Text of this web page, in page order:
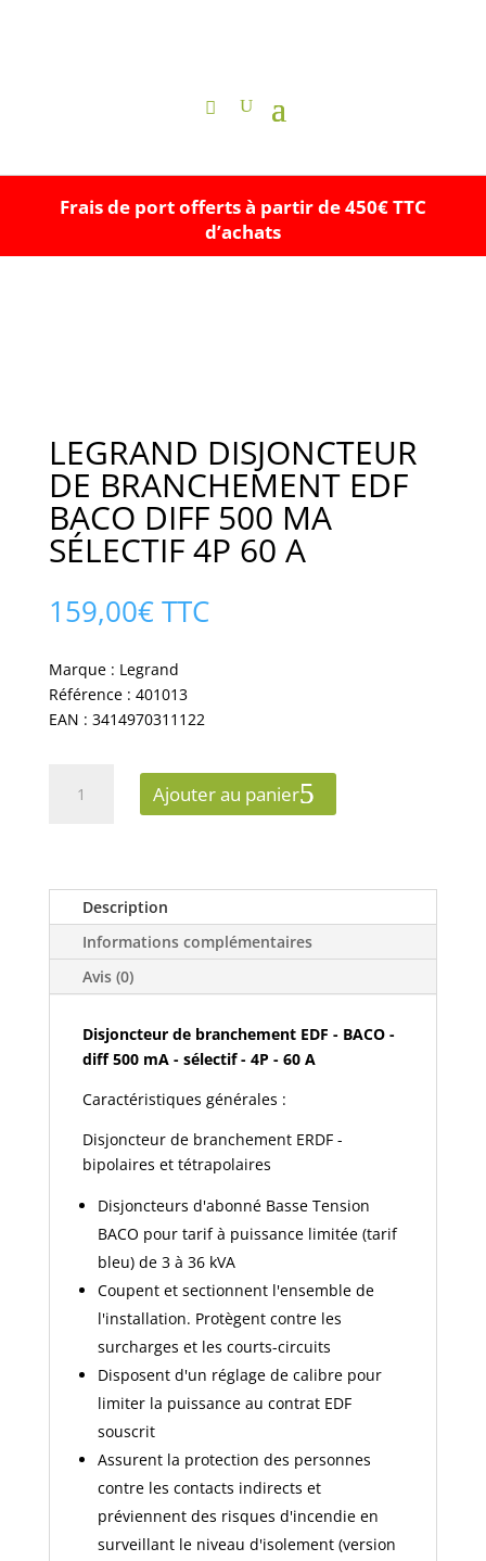
Frais de port offerts à partir de 450€ TTC
d’achats
LEGRAND DISJONCTEUR
DE BRANCHEMENT EDF
BACO DIFF 500 MA
SÉLECTIF 4P 60 A
159,00€ TTC
Marque : Legrand
Référence : 401013
EAN : 3414970311122
BRANCHEMENT
EDF
BACO
500
SÉLECTIF
Ajouter au panier
Description
Informations complémentaires
Avis (0)
Disjoncteur de branchement EDF - BACO -
diff 500 mA - sélectif - 4P - 60 A
Caractéristiques générales :
Disjoncteur de branchement ERDF -
bipolaires et tétrapolaires
Disjoncteurs d'abonné Basse Tension
BACO pour tarif à puissance limitée (tarif
bleu) de 3 à 36 kVA
Coupent et sectionnent l'ensemble de
l'installation. Protègent contre les
surcharges et les courts-circuits
Disposent d'un réglage de calibre pour
limiter la puissance au contrat EDF
souscrit
Assurent la protection des personnes
contre les contacts indirects et
préviennent des risques d'incendie en
surveillant le niveau d'isolement (version